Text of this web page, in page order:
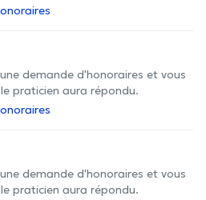
demande d'honoraires et vous
praticien aura répondu.
demande d'honoraires et vous
praticien aura répondu.